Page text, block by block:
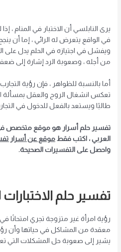
يرى النابلسي أن الاختبار في المنام ، إذا
في الواقع يتعرض له الرائي ، إما أن
ويفشل في اجتيازه في الحلم يدل
من أجله ، وصعوبة الرد إشارة إلى ضعف
أما بالنسبة للظواهر ، فإن رؤية
تعكس انشغال الروح والعقل بمسألة
طالبًا ويستعد بالفعل للدخول في
تفسير حلم أسرار هو موقع متخصص في
العربي ، اكتب فقطموقع عن أسرار
واحصل على التفسيرات الصحيحة.
تفسير حلم الاختبارات
رؤية امرأة غير متزوجة تجري امتحانًا
معقدة من المشاكل في حياتها وأن
يشير إلى صعوبة حل المشكلات التي